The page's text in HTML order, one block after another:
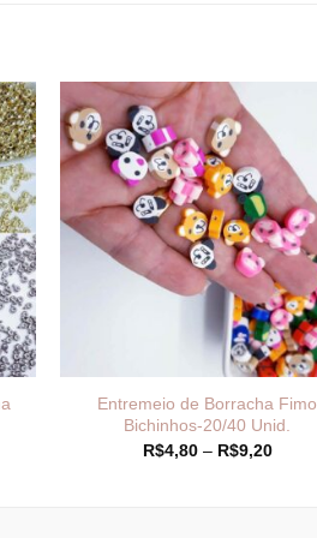
Entremeio de Borracha Fimo
Bichinhos-20/40 Unid.
R$4,80 – R$9,20Faixa